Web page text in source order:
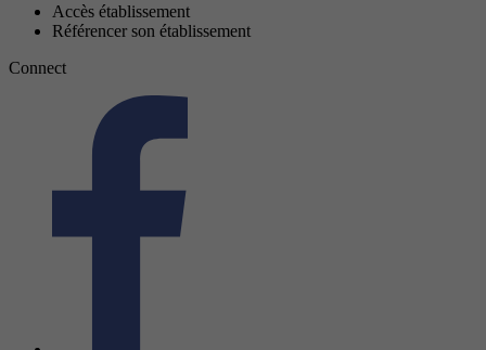
Accès établissement
Référencer son établissement
Connect